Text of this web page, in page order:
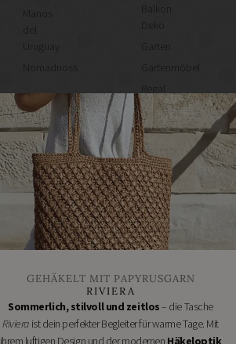
Manos
Uruguay
Nomadnoss
Balkon
Deko
Garten
Gartenmöbel
Regal
selber
machen
Heimwerken
Renovieren
DIY
GESCHÄFTE
Bastelbedarf
Stoffgeschäfte
Handgemachtes
Schneidereibedarf
Handarbeitszubehör
GEHÄKELT MIT PAPYRUSGARN
RIVIERA
Sommerlich, stilvoll und zeitlos– die Tasche
Rivieraist dein perfekter Begleiter für warme Tage. Mit
ihrem luftigen Design und der modernen Häkeloptik